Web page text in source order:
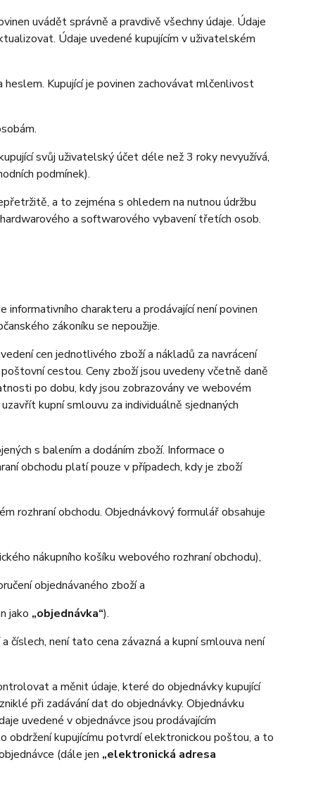
uvádět správně a pravdivě všechny údaje. Údaje
Údaje uvedené kupujícím v uživatelském
Kupující je povinen zachovávat mlčenlivost
svůj uživatelský účet déle než 3 roky nevyužívá,
podmínek).
a to zejména s ohledem na nutnou údržbu
a softwarového vybavení třetích osob.
charakteru a prodávající není povinen
zákoníku se nepoužije.
cen jednotlivého zboží a nákladů za navrácení
cestou. Ceny zboží jsou uvedeny včetně daně
po dobu, kdy jsou zobrazovány ve webovém
kupní smlouvu za individuálně sjednaných
s balením a dodáním zboží. Informace o
obchodu platí pouze v případech, kdy je zboží
rozhraní obchodu. Objednávkový formulář obsahuje
nákupního košíku webového rozhraní obchodu),
objednávaného zboží a
jako „objednávka“).
číslech, není tato cena závazná a kupní smlouva není
a měnit údaje, které do objednávky kupující
při zadávání dat do objednávky. Objednávku
uvedené v objednávce jsou prodávajícím
obdržení kupujícímu potvrdí elektronickou poštou, a to
(dále jen „elektronická adresa